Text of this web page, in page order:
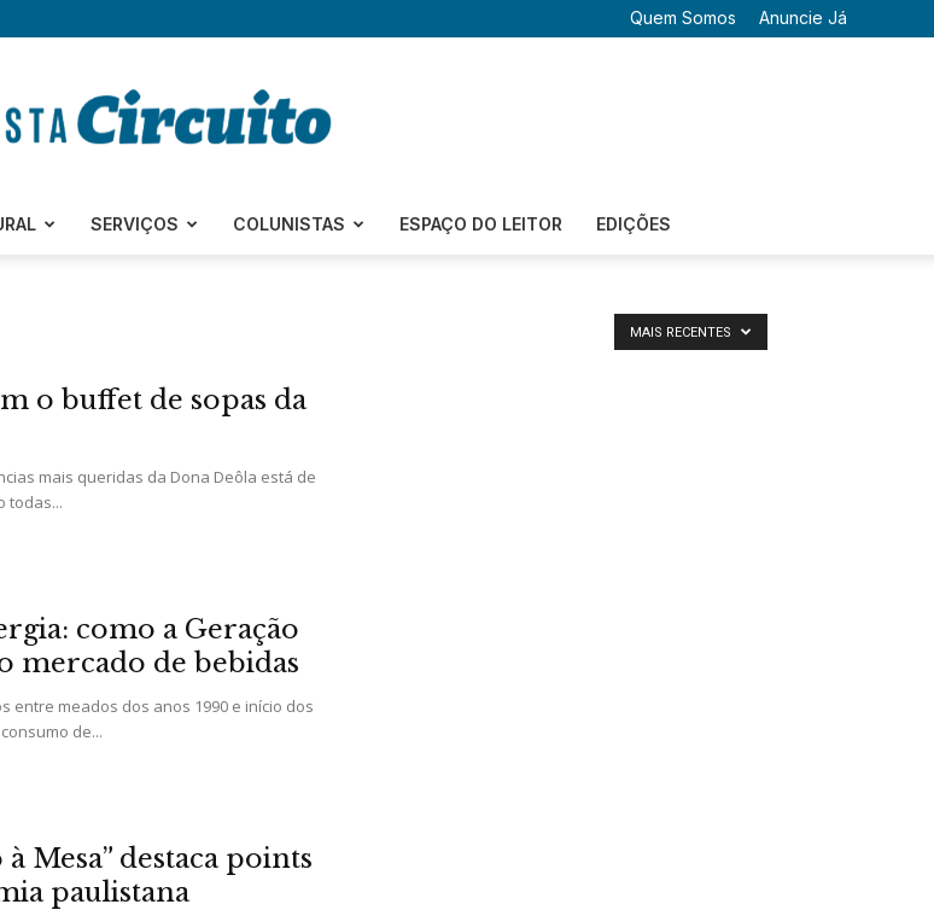
Quem Somos Anuncie Já
Revista
de
SERVIÇOS COLUNISTAS ESPAÇO DO LEITOR EDIÇÕES
MAIS RECENTES
o buffet de sopas da
mais queridas da Dona Deôla está de
todas...
como a Geração
mercado de bebidas
entre meados dos anos 1990 e início dos
de...
Mesa” destaca points
paulistana